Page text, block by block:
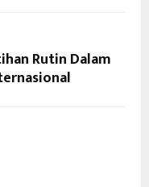
Rutin Dalam